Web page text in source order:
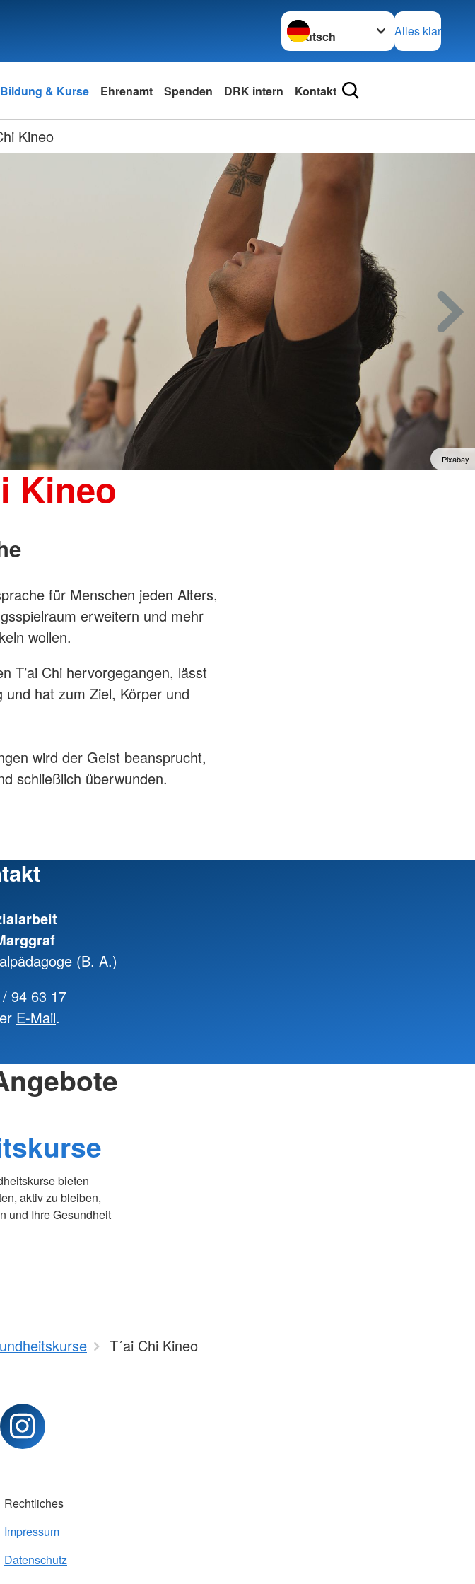
Sprache wechseln zu
Alles klar
Bildung & Kurse Ehrenamt Spenden DRK intern Kontakt
Kineo
Kineo
für Menschen jeden Alters,
erweitern und mehr
wollen.
T’ai Chi hervorgegangen, lässt
hat zum Ziel, Körper und
wird der Geist beansprucht,
schließlich überwunden.
(B. A.)
94 63 17
E-Mail.
bieten
aktiv zu bleiben,
und Ihre Gesundheit
T´ai Chi Kineo
Rechtliches
Impressum
Datenschutz